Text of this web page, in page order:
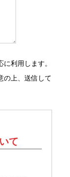
利用します。
の上、送信して
て